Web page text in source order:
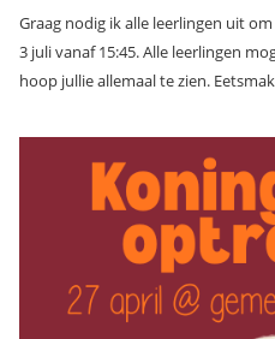
Graag nodig ik alle leerlingen uit
3 juli vanaf 15:45. Alle leerlingen
hoop jullie allemaal te zien.